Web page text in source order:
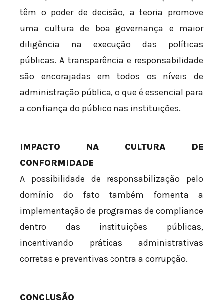
têm o poder de decisão, a teoria promove
uma cultura de boa governança e maior
diligência na execução das políticas
públicas. A transparência e responsabilidade
são encorajadas em todos os níveis de
administração pública, o que é essencial para
a confiança do público nas instituições.
IMPACTO NA CULTURA DE
CONFORMIDADE
A possibilidade de responsabilização pelo
domínio do fato também fomenta a
implementação de programas de compliance
dentro das instituições públicas,
incentivando práticas administrativas
corretas e preventivas contra a corrupção.
CONCLUSÃO